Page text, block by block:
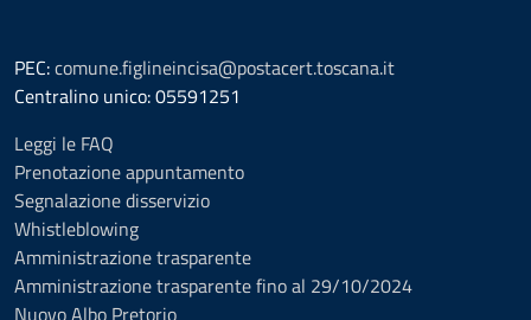
PEC:comune.figlineincisa@postacert.toscana.it
Centralino unico: 05591251
Leggi le FAQ
Prenotazione appuntamento
Segnalazione disservizio
Whistleblowing
Amministrazione trasparente
Amministrazione trasparente fino al 29/10/2024
Nuovo Albo Pretorio